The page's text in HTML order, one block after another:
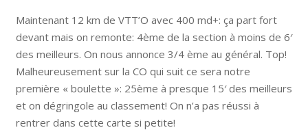
Maintenant 12 km de VTT’O avec 400 md+: ça part fort
devant mais on remonte: 4ème de la section à moins de 6′
des meilleurs. On nous annonce 3/4 ème au général. Top!
Malheureusement sur la CO qui suit ce sera notre
première « boulette »: 25ème à presque 15′ des meilleurs
et on dégringole au classement! On n’a pas réussi à
rentrer dans cette carte si petite!